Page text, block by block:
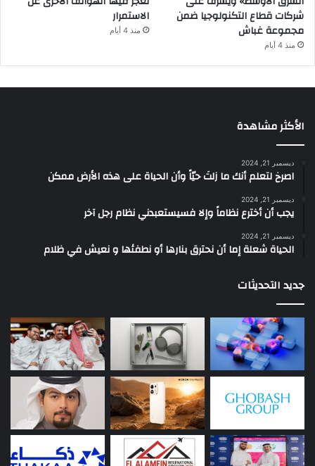
شركات قطاع التكنولوجيا ضمن
مجموعة غباش
منذ 4 أيام
الاستمرار
منذ 4 أيام
الأكثر مشاهدة
ديسمبر 21, 2024
‫اصرخ لتعلم أنك ما زلتَ حيّاً وأن الحياة على هذه الأرض ممكن
ديسمبر 21, 2024
يجب أن أخترع نظاماً وإلا فسيستعبدني نظام رجل آخر
ديسمبر 21, 2024
الحياة شعلة إما أن نحترق بنارها أو نطفئها و نعيش في ظلام
جديد التحديثات